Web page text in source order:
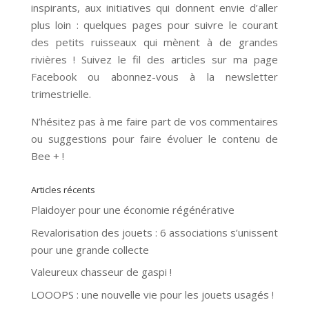
inspirants, aux initiatives qui donnent envie d’aller
plus loin : quelques pages pour suivre le courant
des petits ruisseaux qui mènent à de grandes
rivières ! Suivez le fil des articles sur ma page
Facebook ou abonnez-vous à la newsletter
trimestrielle.
N’hésitez pas à me faire part de vos commentaires
ou suggestions pour faire évoluer le contenu de
Bee + !
Articles récents
Plaidoyer pour une économie régénérative
Revalorisation des jouets : 6 associations s’unissent
pour une grande collecte
Valeureux chasseur de gaspi !
LOOOPS : une nouvelle vie pour les jouets usagés !